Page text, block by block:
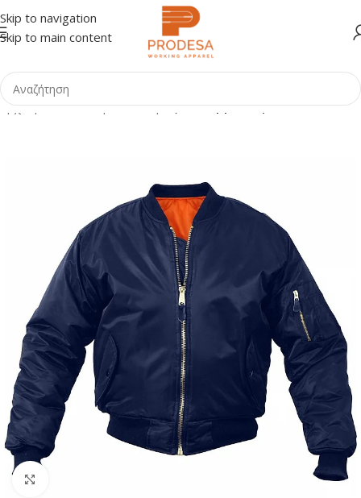
Skip to navigation
Skip to main content
Αρχική σελίδα Shop Ένδυση Τζάκετ εργασίας